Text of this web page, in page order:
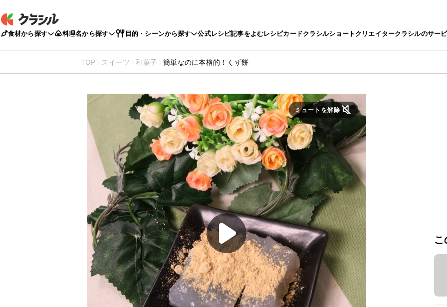
食材から探す 料理名から探す 目的・シーンから探す 公式レシピ記事をよむレシピカードクラシルショートクリエイタークラシルのサー
TOP スイーツ 和菓子 簡単なのに本格的！くず餅
ミュートを解除